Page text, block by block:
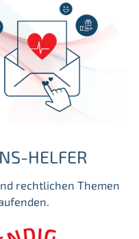
HELFER
rechtlichen Themen